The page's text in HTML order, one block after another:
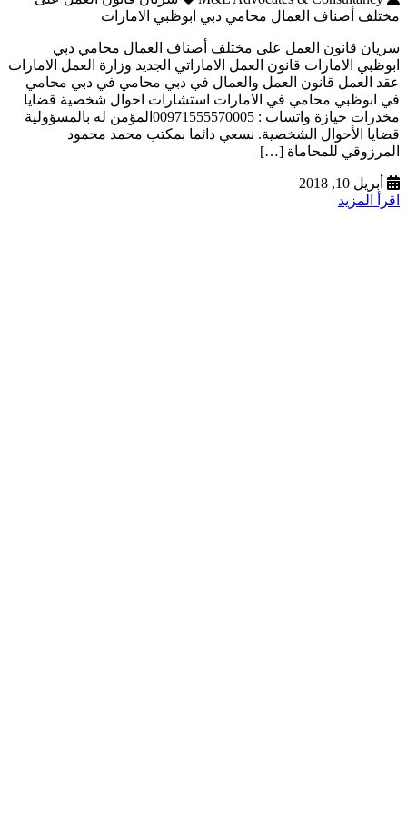
مختلف أصناف العمال محامي دبي ابوظبي الامارات
سريان قانون العمل على مختلف أصناف العمال محامي دبي
ابوظبي الامارات قانون العمل الاماراتي الجديد وزارة العمل الامارات
عقد العمل قانون العمل والعمال في دبي محامي في دبي محامي
في ابوظبي محامي في الامارات استشارات احوال شخصية قضايا
مخدرات حيازة واتساب : 00971555570005المؤمن له بالمسؤولية
قضايا الأحوال الشخصية. نسعي دائما بمكتب محمد محمود
المرزوقي للمحاماة […]
أبريل 10, 2018
اقرأ المزيد